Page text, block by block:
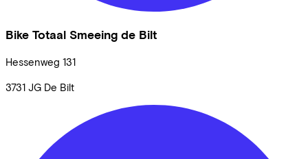
Bike Totaal Smeeing de Bilt
Hessenweg 131
3731 JG De Bilt